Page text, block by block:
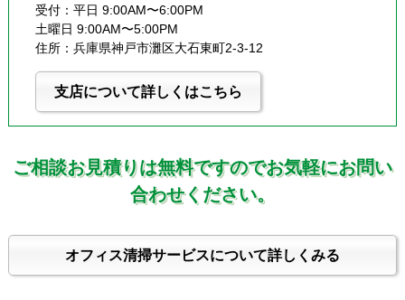
受付：平日 9:00AM〜6:00PM
土曜日 9:00AM〜5:00PM
住所：兵庫県神戸市灘区大石東町2-3-12
支店について詳しくはこちら
ご相談お見積りは無料ですのでお気軽にお問い
合わせください。
オフィス清掃サービスについて詳しくみる